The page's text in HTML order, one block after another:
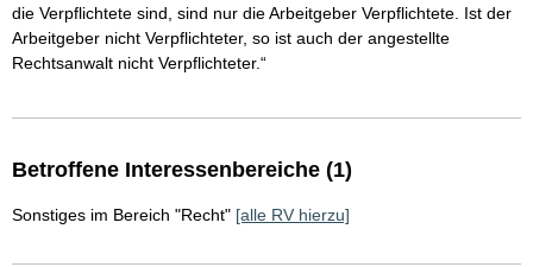
die Verpflichtete sind, sind nur die Arbeitgeber Verpflichtete. Ist der
Arbeitgeber nicht Verpflichteter, so ist auch der angestellte
Rechtsanwalt nicht Verpflichteter.“
Betroffene Interessenbereiche (1)
Sonstiges im Bereich "Recht" [alle RV hierzu]